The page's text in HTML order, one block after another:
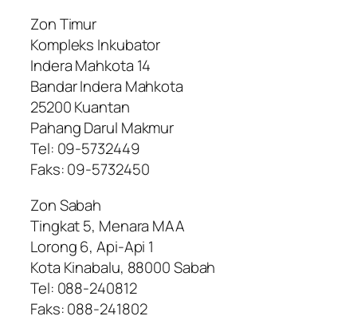
Zon Timur
Kompleks Inkubator
Indera Mahkota 14
Bandar Indera Mahkota
25200 Kuantan
Pahang Darul Makmur
Tel: 09-5732449
Faks: 09-5732450
Zon Sabah
Tingkat 5, Menara MAA
Lorong 6, Api-Api 1
Kota Kinabalu, 88000 Sabah
Tel: 088-240812
Faks: 088-241802